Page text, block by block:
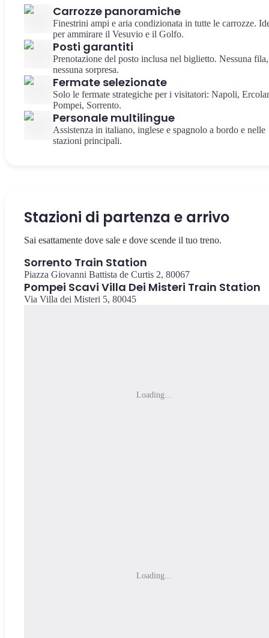
Carrozze panoramiche
Finestrini ampi e aria condizionata in tutte le carrozze.
per ammirare il Vesuvio e il Golfo.
Posti garantiti
Prenotazione del posto inclusa nel biglietto. Nessuna fila,
nessuna sorpresa.
Fermate selezionate
Solo le fermate strategiche per i visitatori: Napoli,
Pompei, Sorrento.
Personale multilingue
Assistenza in italiano, inglese e spagnolo a bordo e nelle
stazioni principali.
Stazioni di partenza e arrivo
Sai esattamente dove sale e dove scende il tuo treno.
Sorrento Train Station
Piazza Giovanni Battista de Curtis 2, 80067
Pompei Scavi Villa Dei Misteri Train Station
Via Villa dei Misteri 5, 80045
Loading...
Loading...